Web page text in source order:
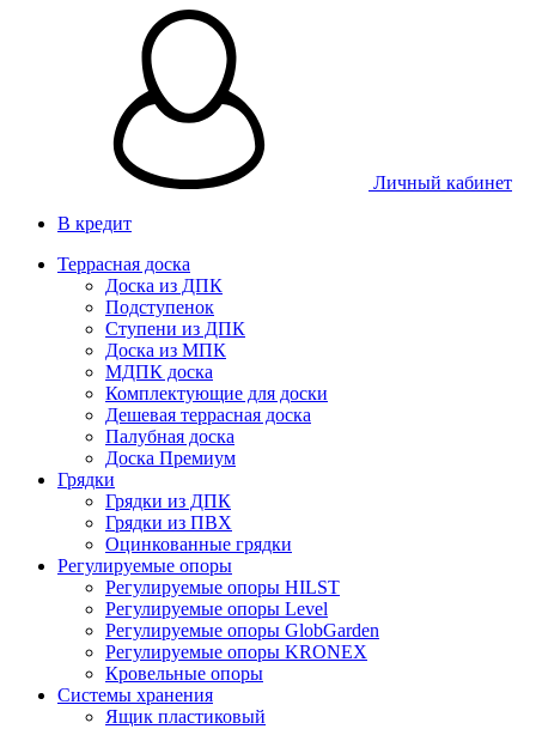
Личный кабинет
В кредит
Террасная доска
Доска из ДПК
Подступенок
Ступени из ДПК
Доска из МПК
МДПК доска
Комплектующие для доски
Дешевая террасная доска
Палубная доска
Доска Премиум
Грядки
Грядки из ДПК
Грядки из ПВХ
Оцинкованные грядки
Регулируемые опоры
Регулируемые опоры HILST
Регулируемые опоры Level
Регулируемые опоры GlobGarden
Регулируемые опоры KRONEX
Кровельные опоры
Системы хранения
Ящик пластиковый